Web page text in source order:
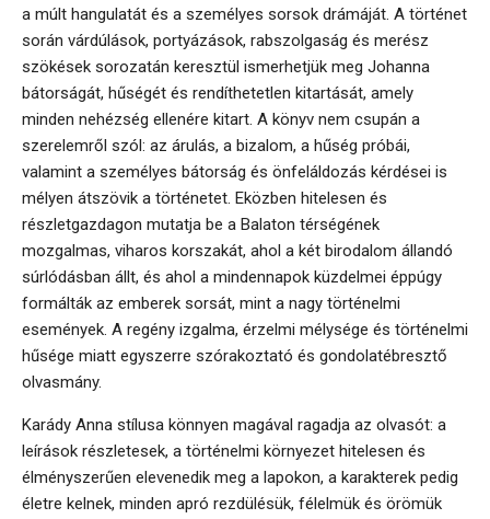
a múlt hangulatát és a személyes sorsok drámáját. A történet
során várdúlások, portyázások, rabszolgaság és merész
szökések sorozatán keresztül ismerhetjük meg Johanna
bátorságát, hűségét és rendíthetetlen kitartását, amely
minden nehézség ellenére kitart. A könyv nem csupán a
szerelemről szól: az árulás, a bizalom, a hűség próbái,
valamint a személyes bátorság és önfeláldozás kérdései is
mélyen átszövik a történetet. Eközben hitelesen és
részletgazdagon mutatja be a Balaton térségének
mozgalmas, viharos korszakát, ahol a két birodalom állandó
súrlódásban állt, és ahol a mindennapok küzdelmei éppúgy
formálták az emberek sorsát, mint a nagy történelmi
események. A regény izgalma, érzelmi mélysége és történelmi
hűsége miatt egyszerre szórakoztató és gondolatébresztő
olvasmány.
Karády Anna stílusa könnyen magával ragadja az olvasót: a
leírások részletesek, a történelmi környezet hitelesen és
élményszerűen elevenedik meg a lapokon, a karakterek pedig
életre kelnek, minden apró rezdülésük, félelmük és örömük